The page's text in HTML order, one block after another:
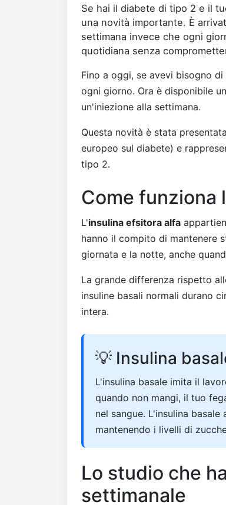
Se hai il diabete di tipo 2 e il
una novità importante. È
settimana invece che ogni
quotidiana senza
Fino a oggi, se avevi bisogno
ogni giorno. Ora è disponibile
un'iniezione alla settimana.
Questa novità è stata
europeo sul diabete) e
tipo 2.
Come funziona
L'insulina efsitora alfa
hanno il compito di mantenere
giornata e la notte, anche
La grande differenza rispetto
insuline basali normali durano
intera.
💡 Insulina
L'insulina basale imita il
quando non mangi, il tuo
nel sangue. L'insulina
mantenendo i livelli di
Lo studio che
settimanale